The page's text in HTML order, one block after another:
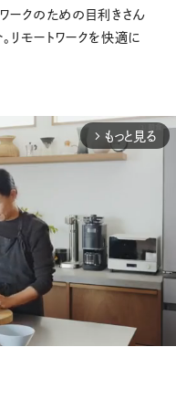
ークのための目利きさん
リモートワークを快適に
arrow_forward_ios もっと見る